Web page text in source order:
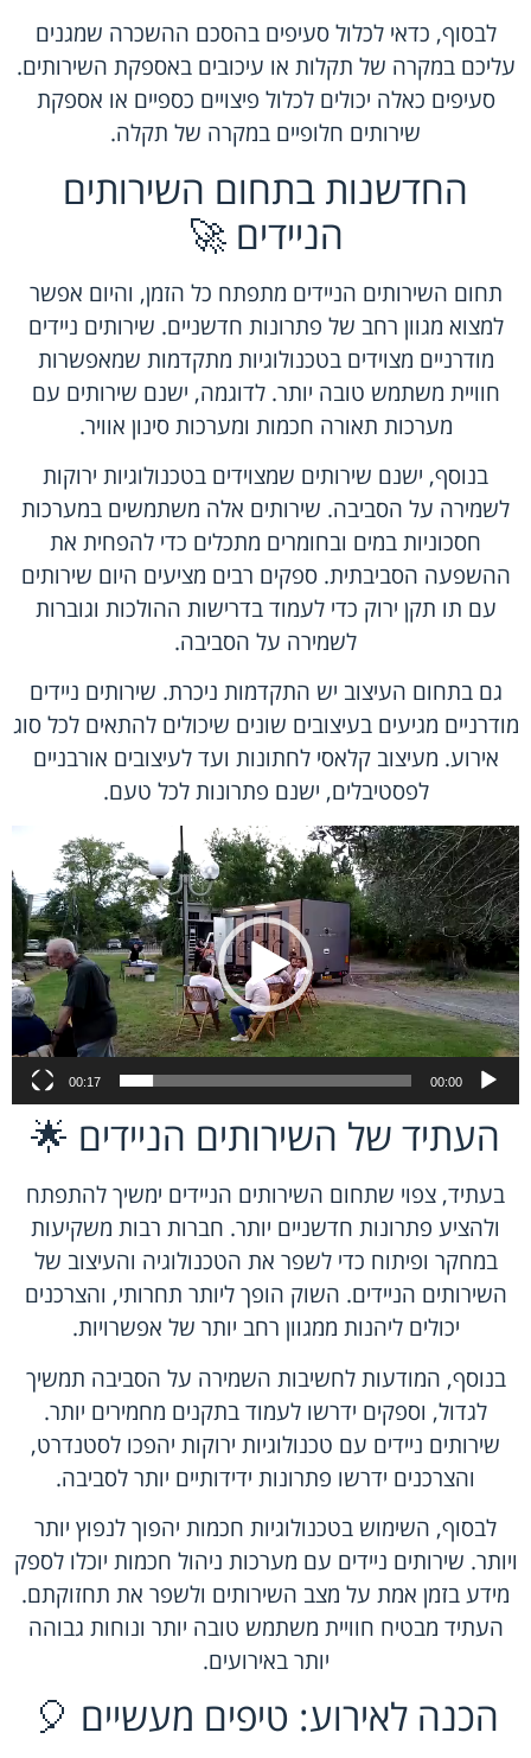
לבסוף, כדאי לכלול סעיפים בהסכם ההשכרה שמגנים
עליכם במקרה של תקלות או עיכובים באספקת השירותים.
סעיפים כאלה יכולים לכלול פיצויים כספיים או אספקת
שירותים חלופיים במקרה של תקלה.
החדשנות בתחום השירותים
הניידים 🚀
תחום השירותים הניידים מתפתח כל הזמן, והיום אפשר
למצוא מגוון רחב של פתרונות חדשניים. שירותים ניידים
מודרניים מצוידים בטכנולוגיות מתקדמות שמאפשרות
חוויית משתמש טובה יותר. לדוגמה, ישנם שירותים עם
מערכות תאורה חכמות ומערכות סינון אוויר.
בנוסף, ישנם שירותים שמצוידים בטכנולוגיות ירוקות
לשמירה על הסביבה. שירותים אלה משתמשים במערכות
חסכוניות במים ובחומרים מתכלים כדי להפחית את
ההשפעה הסביבתית. ספקים רבים מציעים היום שירותים
עם תו תקן ירוק כדי לעמוד בדרישות ההולכות וגוברות
לשמירה על הסביבה.
גם בתחום העיצוב יש התקדמות ניכרת. שירותים ניידים
מודרניים מגיעים בעיצובים שונים שיכולים להתאים לכל סוג
אירוע. מעיצוב קלאסי לחתונות ועד לעיצובים אורבניים
לפסטיבלים, ישנם פתרונות לכל טעם.
נגן
וידאו
00:00
00:17
העתיד של השירותים הניידים 🌟
בעתיד, צפוי שתחום השירותים הניידים ימשיך להתפתח
ולהציע פתרונות חדשניים יותר. חברות רבות משקיעות
במחקר ופיתוח כדי לשפר את הטכנולוגיה והעיצוב של
השירותים הניידים. השוק הופך ליותר תחרותי, והצרכנים
יכולים ליהנות ממגוון רחב יותר של אפשרויות.
בנוסף, המודעות לחשיבות השמירה על הסביבה תמשיך
לגדול, וספקים ידרשו לעמוד בתקנים מחמירים יותר.
שירותים ניידים עם טכנולוגיות ירוקות יהפכו לסטנדרט,
והצרכנים ידרשו פתרונות ידידותיים יותר לסביבה.
לבסוף, השימוש בטכנולוגיות חכמות יהפוך לנפוץ יותר
ויותר. שירותים ניידים עם מערכות ניהול חכמות יוכלו לספק
מידע בזמן אמת על מצב השירותים ולשפר את תחזוקתם.
העתיד מבטיח חוויית משתמש טובה יותר ונוחות גבוהה
יותר באירועים.
הכנה לאירוע: טיפים מעשיים 🎈